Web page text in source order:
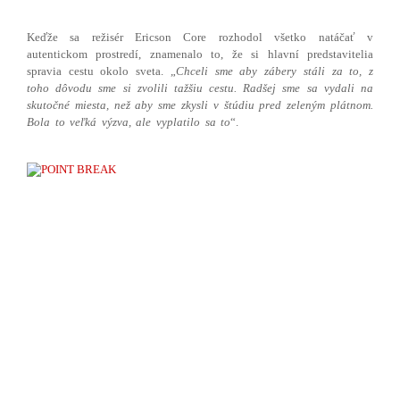
Keďže sa režisér Ericson Core rozhodol všetko natáčať v
autentickom prostredí, znamenalo to, že si hlavní predstavitelia
spravia cestu okolo sveta. „Chceli sme aby zábery stáli za to, z
toho dôvodu sme si zvolili tažšiu cestu. Radšej sme sa vydali na
skutočné miesta, než aby sme zkysli v štúdiu pred zeleným plátnom.
Bola to veľká výzva, ale vyplatilo sa to“.